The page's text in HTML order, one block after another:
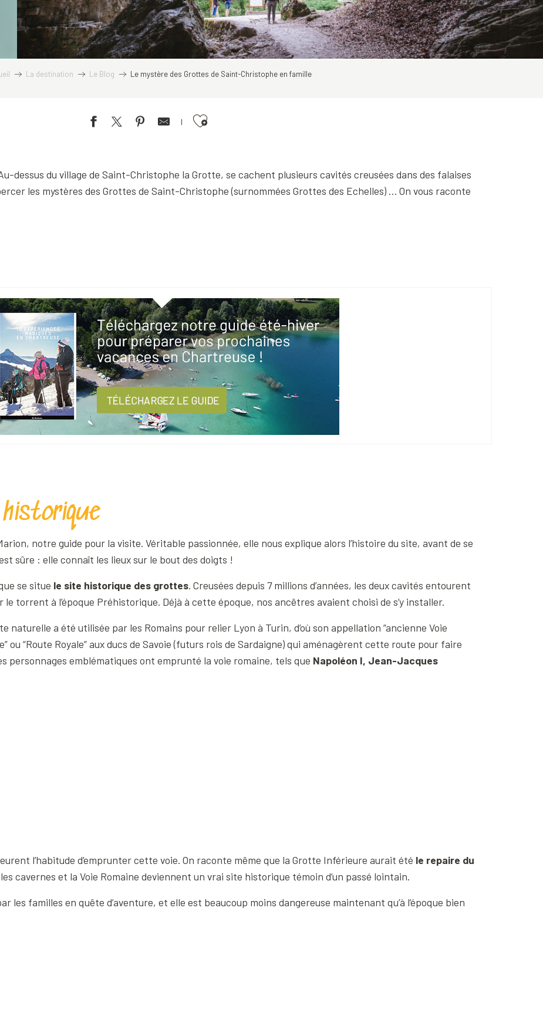
La destination Le Blog Le mystère des Grottes de Saint-Christophe en famille
Ajouter aux favoris
dessus du village de Saint-Christophe la Grotte, se cachent plusieurs cavités creusées dans des falaises
les mystères des Grottes de Saint-Christophe (surnommées Grottes des Echelles) … On vous raconte
notre guide pour la visite. Véritable passionnée, elle nous explique alors l’histoire du site, avant de se
sûre : elle connaît les lieux sur le bout des doigts !
se situe le site historique des grottes. Creusées depuis 7 millions d’années, les deux cavités entourent
le torrent à l’époque Préhistorique. Déjà à cette époque, nos ancêtres avaient choisi de s’y installer.
naturelle a été utilisée par les Romains pour relier Lyon à Turin, d’où son appellation “ancienne Voie
ou “Route Royale” aux ducs de Savoie (futurs rois de Sardaigne) qui aménagèrent cette route pour faire
personnages emblématiques ont emprunté la voie romaine, tels que Napoléon I, Jean-Jacques
l’habitude d’emprunter cette voie. On raconte même que la Grotte Inférieure aurait été le repaire du
cavernes et la Voie Romaine deviennent un vrai site historique témoin d’un passé lointain.
les familles en quête d’aventure, et elle est beaucoup moins dangereuse maintenant qu’à l’époque bien